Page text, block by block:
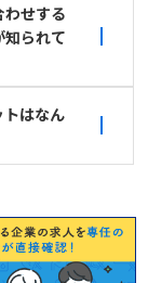
せする
知られて
はなん